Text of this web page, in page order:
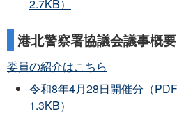
2.7KB）
港北警察署協議会議事概要
委員の紹介はこちら
令和8年4月28日開催分（
1.3KB）